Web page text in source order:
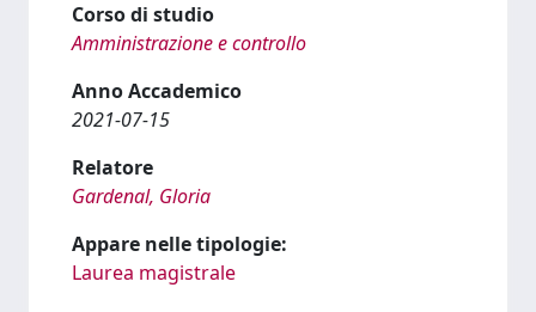
Corso di studio
Amministrazione e controllo
Anno Accademico
2021-07-15
Relatore
Gardenal, Gloria
Appare nelle tipologie:
Laurea magistrale